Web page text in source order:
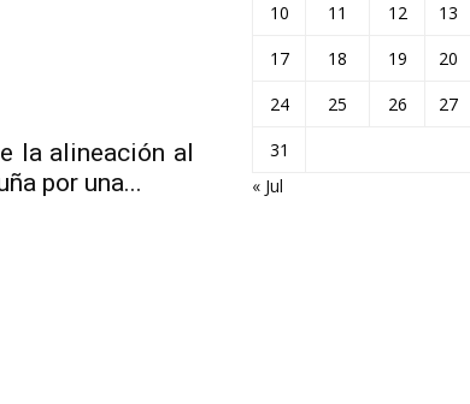
la alineación al
por una...
10
11 12 13
17
18 19 20
24
25 26 27
31
« Jul